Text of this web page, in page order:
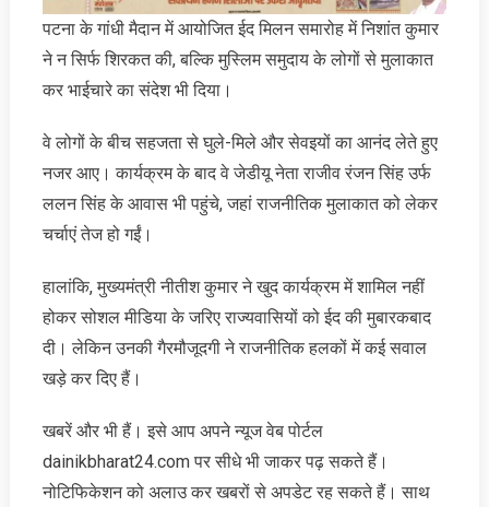
पटना के गांधी मैदान में आयोजित ईद मिलन समारोह में निशांत कुमार
ने न सिर्फ शिरकत की, बल्कि मुस्लिम समुदाय के लोगों से मुलाकात
कर भाईचारे का संदेश भी दिया।
वे लोगों के बीच सहजता से घुले-मिले और सेवइयों का आनंद लेते हुए
नजर आए। कार्यक्रम के बाद वे जेडीयू नेता राजीव रंजन सिंह उर्फ
ललन सिंह के आवास भी पहुंचे, जहां राजनीतिक मुलाकात को लेकर
चर्चाएं तेज हो गईं।
हालांकि, मुख्यमंत्री नीतीश कुमार ने खुद कार्यक्रम में शामिल नहीं
होकर सोशल मीडिया के जरिए राज्यवासियों को ईद की मुबारकबाद
दी। लेकिन उनकी गैरमौजूदगी ने राजनीतिक हलकों में कई सवाल
खड़े कर दिए हैं।
खबरें और भी हैं। इसे आप अपने न्‍यूज वेब पोर्टल
dainikbharat24.com पर सीधे भी जाकर पढ़ सकते हैं।
नोटिफिकेशन को अलाउ कर खबरों से अपडेट रह सकते हैं। साथ